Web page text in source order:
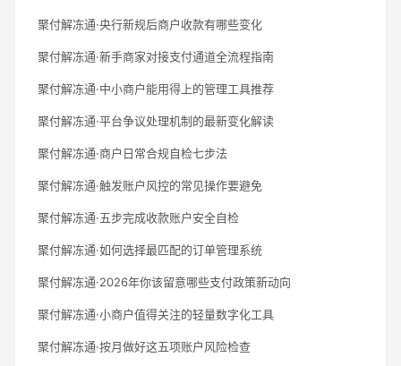
聚付解冻通·央行新规后商户收款有哪些变化
聚付解冻通·新手商家对接支付通道全流程指南
聚付解冻通·中小商户能用得上的管理工具推荐
聚付解冻通·平台争议处理机制的最新变化解读
聚付解冻通·商户日常合规自检七步法
聚付解冻通·触发账户风控的常见操作要避免
聚付解冻通·五步完成收款账户安全自检
聚付解冻通·如何选择最匹配的订单管理系统
聚付解冻通·2026年你该留意哪些支付政策新动向
聚付解冻通·小商户值得关注的轻量数字化工具
聚付解冻通·按月做好这五项账户风险检查